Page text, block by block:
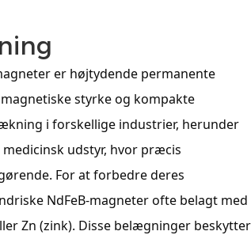
er højtydende permanente
styrke og kompakte
i forskellige industrier, herunder
udstyr, hvor præcis
For at forbedre deres
NdFeB-magneter ofte belagt med
Zn (zink). Disse belægninger beskytter